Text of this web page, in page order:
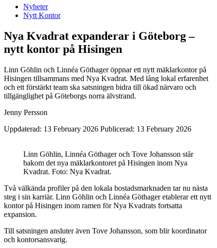
Nyheter
Nytt Kontor
Nya Kvadrat expanderar i Göteborg –
nytt kontor på Hisingen
Linn Göhlin och Linnéa Göthager öppnar ett nytt mäklarkontor på
Hisingen tillsammans med Nya Kvadrat. Med lång lokal erfarenhet
och ett förstärkt team ska satsningen bidra till ökad närvaro och
tillgänglighet på Göteborgs norra älvstrand.
Jenny Persson
Uppdaterad: 13 February 2026 Publicerad: 13 February 2026
Linn Göhlin, Linnéa Göthager och Tove Johansson står
bakom det nya mäklarkontoret på Hisingen inom Nya
Kvadrat. Foto: Nya Kvadrat.
Två välkända profiler på den lokala bostadsmarknaden tar nu nästa
steg i sin karriär. Linn Göhlin och Linnéa Göthager etablerar ett nytt
kontor på Hisingen inom ramen för Nya Kvadrats fortsatta
expansion.
Till satsningen ansluter även Tove Johansson, som blir koordinator
och kontorsansvarig.